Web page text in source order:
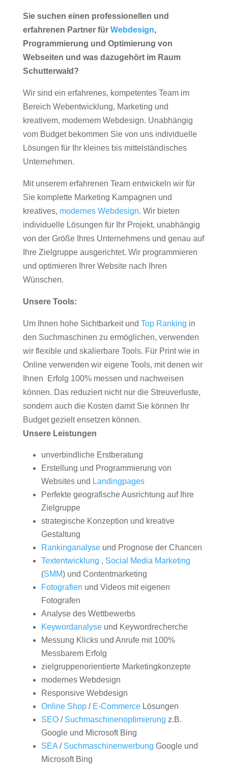
Sie suchen einen professionellen und
erfahrenen Partner für Webdesign,
Programmierung und Optimierung von
Webseiten und was dazugehört im Raum
Schutterwald?
Wir sind ein erfahrenes, kompetentes Team im
Bereich Webentwicklung, Marketing und
kreativem, modernem Webdesign. Unabhängig
vom Budget bekommen Sie von uns individuelle
Lösungen für Ihr kleines bis mittelständisches
Unternehmen.
Mit unserem erfahrenen Team entwickeln wir für
Sie komplette Marketing Kampagnen und
kreatives, modernes Webdesign. Wir bieten
individuelle Lösungen für Ihr Projekt, unabhängig
von der Größe Ihres Unternehmens und genau auf
Ihre Zielgruppe ausgerichtet. Wir programmieren
und optimieren Ihrer Website nach Ihren
Wünschen.
Unsere Tools:
Um Ihnen hohe Sichtbarkeit und Top Ranking in
den Suchmaschinen zu ermöglichen, verwenden
wir flexible und skalierbare Tools. Für Print wie in
Online verwenden wir eigene Tools, mit denen wir
Ihnen Erfolg 100% messen und nachweisen
können. Das reduziert nicht nur die Streuverluste,
sondern auch die Kosten damit Sie können Ihr
Budget gezielt ensetzen können.
Unsere Leistungen
unverbindliche Erstberatung
Erstellung und Programmierung von
Websites und Landingpages
Perfekte geografische Ausrichtung auf Ihre
Zielgruppe
strategische Konzeption und kreative
Gestaltung
Rankinganalyseund Prognose der Chancen
Textentwicklung , Social Media Marketing
(SMM) und Contentmarketing
Fotografien und Videos mit eigenen
Fotografen
Analyse des Wettbewerbs
Keywordanalyseund Keywordrecherche
Messung Klicks und Anrufe mit 100%
Messbarem Erfolg
zielgruppenorientierte Marketingkonzepte
modernes Webdesign
Responsive Webdesign
Online Shop/ E-CommerceLösungen
SEO/ Suchmaschinenoptimierung z.B.
Google und Microsoft Bing
SEA/ Suchmaschinenwerbung Google und
Microsoft Bing